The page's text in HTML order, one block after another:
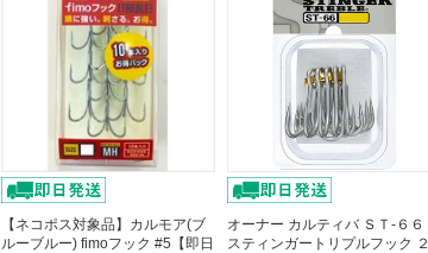
【ネコポス対象品】カルモア(ブ
ルーブルー) fimoフック #5【即日
オーナー カルティバ ＳＴ-６６
スティンガートリプルフック ２